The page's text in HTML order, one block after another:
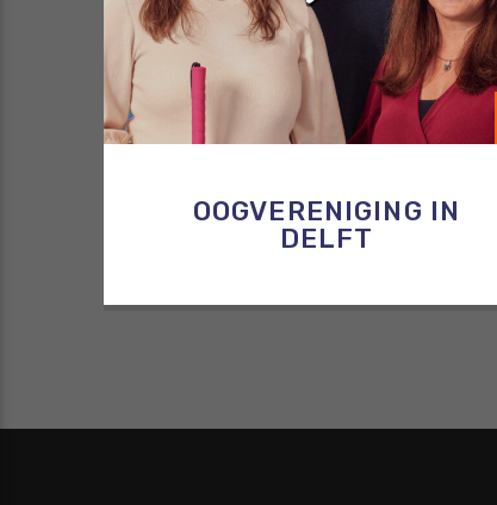
OOGVERENIGING IN
DELFT